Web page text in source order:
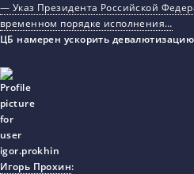
— Указ Президента Российской
временном порядке исполнения…
ЦБ намерен ускорить
Игорь Прохин: